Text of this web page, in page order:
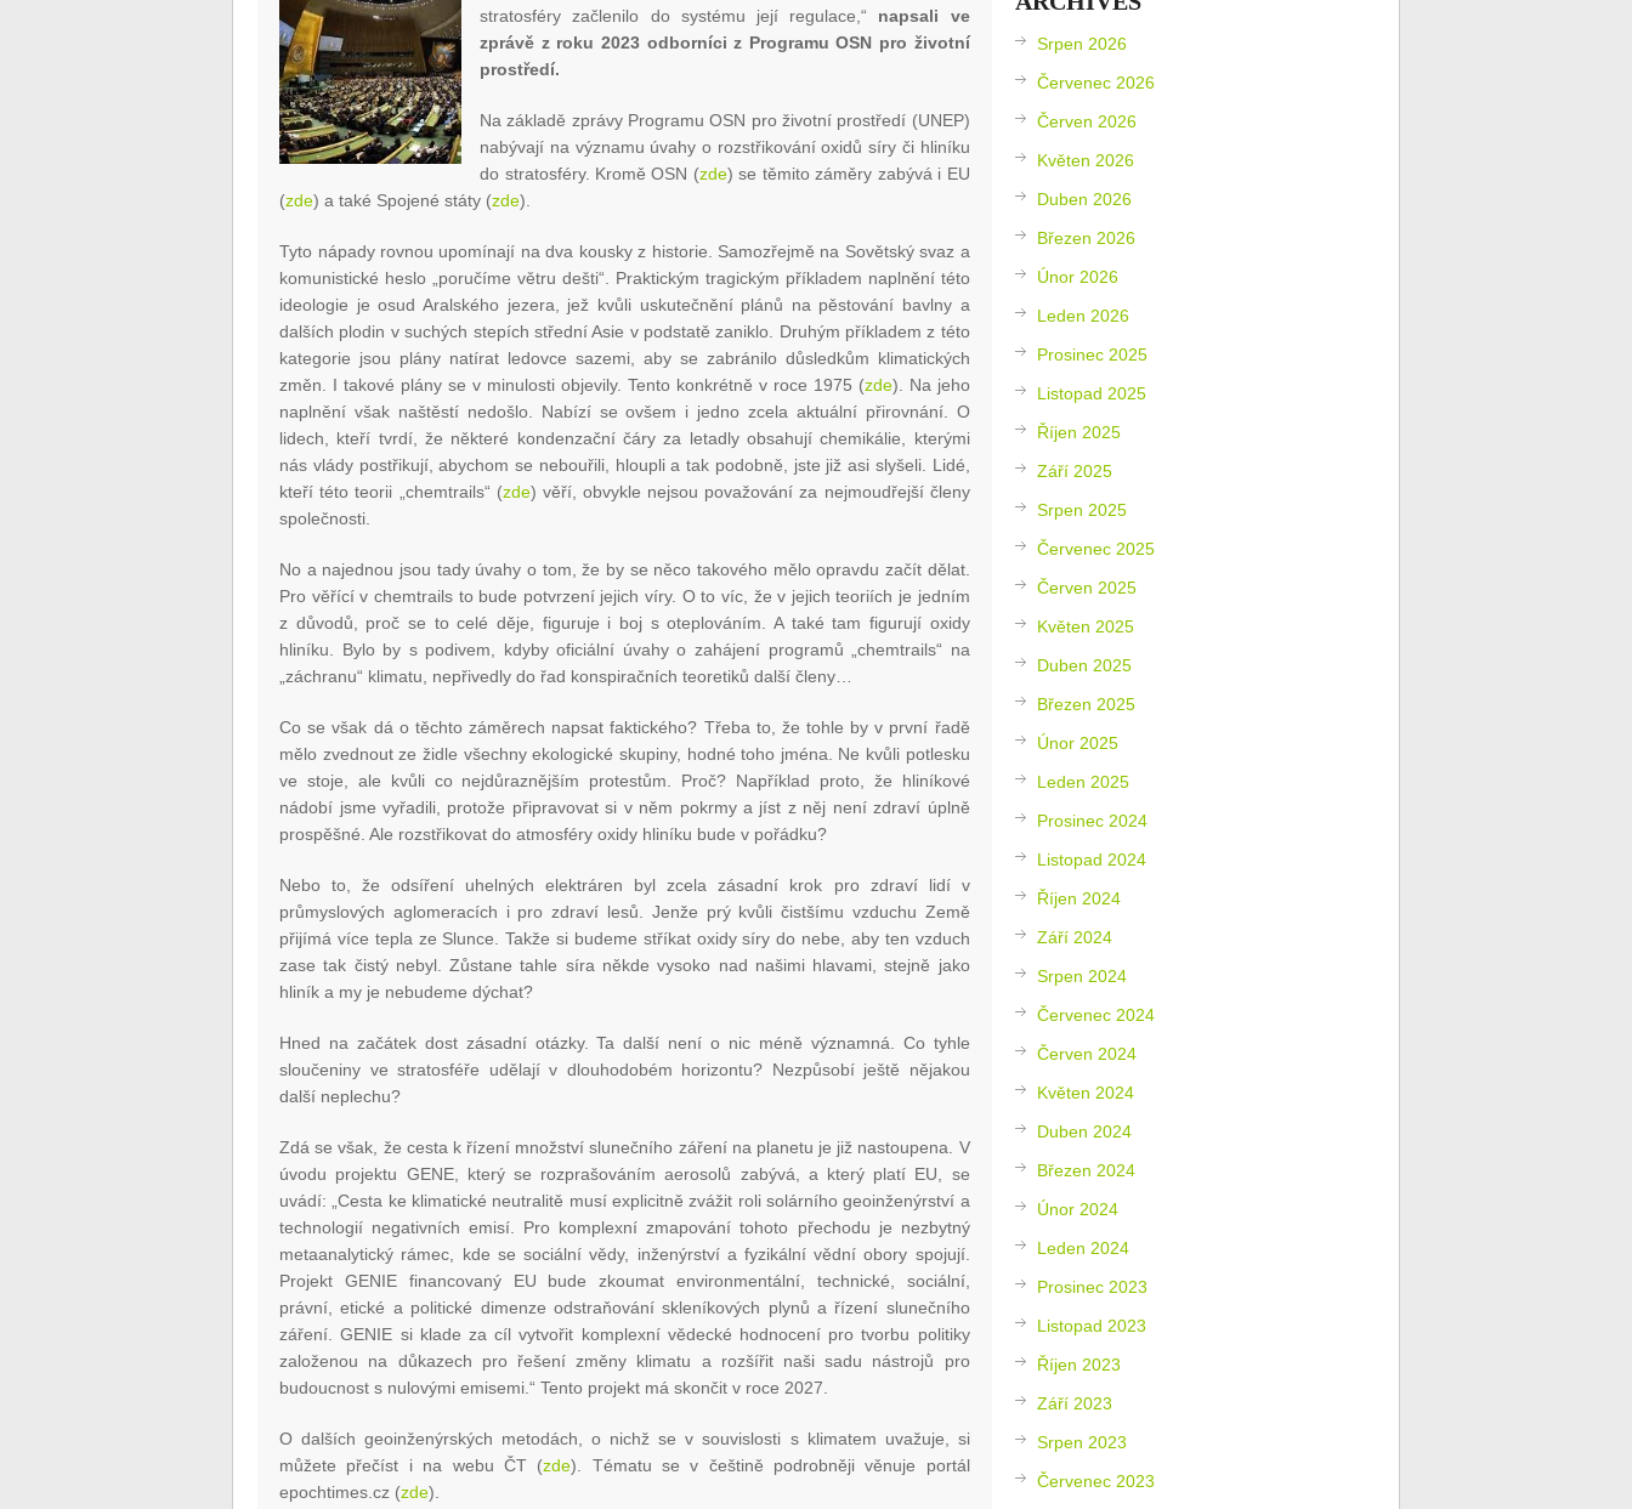
stratosféry začlenilo do systému její regulace,“ napsali ve
zprávě z roku 2023 odborníci z Programu OSN pro životní
prostředí.
Na základě zprávy Programu OSN pro životní prostředí (UNEP)
nabývají na významu úvahy o rozstřikování oxidů síry či hliníku
do stratosféry. Kromě OSN (zde) se těmito záměry zabývá i EU
(zde) a také Spojené státy (zde).
Tyto nápady rovnou upomínají na dva kousky z historie. Samozřejmě na Sovětský svaz a
komunistické heslo „poručíme větru dešti“. Praktickým tragickým příkladem naplnění této
ideologie je osud Aralského jezera, jež kvůli uskutečnění plánů na pěstování bavlny a
dalších plodin v suchých stepích střední Asie v podstatě zaniklo. Druhým příkladem z této
kategorie jsou plány natírat ledovce sazemi, aby se zabránilo důsledkům klimatických
změn. I takové plány se v minulosti objevily. Tento konkrétně v roce 1975 (zde). Na jeho
naplnění však naštěstí nedošlo. Nabízí se ovšem i jedno zcela aktuální přirovnání. O
lidech, kteří tvrdí, že některé kondenzační čáry za letadly obsahují chemikálie, kterými
nás vlády postřikují, abychom se nebouřili, hloupli a tak podobně, jste již asi slyšeli. Lidé,
kteří této teorii „chemtrails“ (zde) věří, obvykle nejsou považování za nejmoudřejší členy
společnosti.
No a najednou jsou tady úvahy o tom, že by se něco takového mělo opravdu začít dělat.
Pro věřící v chemtrails to bude potvrzení jejich víry. O to víc, že v jejich teoriích je jedním
z důvodů, proč se to celé děje, figuruje i boj s oteplováním. A také tam figurují oxidy
hliníku. Bylo by s podivem, kdyby oficiální úvahy o zahájení programů „chemtrails“ na
„záchranu“ klimatu, nepřivedly do řad konspiračních teoretiků další členy…
Co se však dá o těchto záměrech napsat faktického? Třeba to, že tohle by v první řadě
mělo zvednout ze židle všechny ekologické skupiny, hodné toho jména. Ne kvůli potlesku
ve stoje, ale kvůli co nejdůraznějším protestům. Proč? Například proto, že hliníkové
nádobí jsme vyřadili, protože připravovat si v něm pokrmy a jíst z něj není zdraví úplně
prospěšné. Ale rozstřikovat do atmosféry oxidy hliníku bude v pořádku?
Nebo to, že odsíření uhelných elektráren byl zcela zásadní krok pro zdraví lidí v
průmyslových aglomeracích i pro zdraví lesů. Jenže prý kvůli čistšímu vzduchu Země
přijímá více tepla ze Slunce. Takže si budeme stříkat oxidy síry do nebe, aby ten vzduch
zase tak čistý nebyl. Zůstane tahle síra někde vysoko nad našimi hlavami, stejně jako
hliník a my je nebudeme dýchat?
Hned na začátek dost zásadní otázky. Ta další není o nic méně významná. Co tyhle
sloučeniny ve stratosféře udělají v dlouhodobém horizontu? Nezpůsobí ještě nějakou
další neplechu?
Zdá se však, že cesta k řízení množství slunečního záření na planetu je již nastoupena. V
úvodu projektu GENE, který se rozprašováním aerosolů zabývá, a který platí EU, se
uvádí: „Cesta ke klimatické neutralitě musí explicitně zvážit roli solárního geoinženýrství a
technologií negativních emisí. Pro komplexní zmapování tohoto přechodu je nezbytný
metaanalytický rámec, kde se sociální vědy, inženýrství a fyzikální vědní obory spojují.
Projekt GENIE financovaný EU bude zkoumat environmentální, technické, sociální,
právní, etické a politické dimenze odstraňování skleníkových plynů a řízení slunečního
záření. GENIE si klade za cíl vytvořit komplexní vědecké hodnocení pro tvorbu politiky
založenou na důkazech pro řešení změny klimatu a rozšířit naši sadu nástrojů pro
budoucnost s nulovými emisemi.“ Tento projekt má skončit v roce 2027.
O dalších geoinženýrských metodách, o nichž se v souvislosti s klimatem uvažuje, si
můžete přečíst i na webu ČT (zde). Tématu se v češtině podrobněji věnuje portál
epochtimes.cz (zde).
Srpen 2026
Červenec 2026
Červen 2026
Květen 2026
Duben 2026
Březen 2026
Únor 2026
Leden 2026
Prosinec 2025
Listopad 2025
Říjen 2025
Září 2025
Srpen 2025
Červenec 2025
Červen 2025
Květen 2025
Duben 2025
Březen 2025
Únor 2025
Leden 2025
Prosinec 2024
Listopad 2024
Říjen 2024
Září 2024
Srpen 2024
Červenec 2024
Červen 2024
Květen 2024
Duben 2024
Březen 2024
Únor 2024
Leden 2024
Prosinec 2023
Listopad 2023
Říjen 2023
Září 2023
Srpen 2023
Červenec 2023